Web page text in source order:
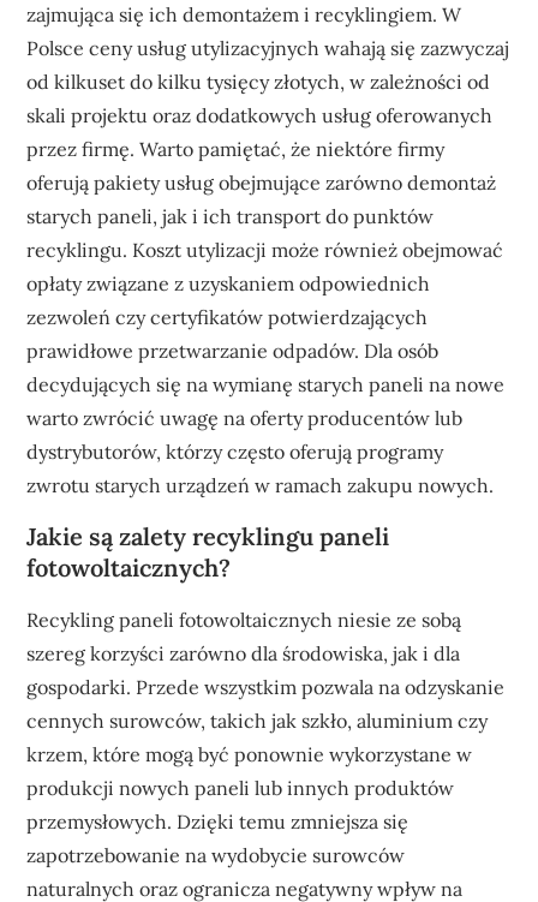
zajmująca się ich demontażem i recyklingiem. W
Polsce ceny usług utylizacyjnych wahają się zazwyczaj
od kilkuset do kilku tysięcy złotych, w zależności od
skali projektu oraz dodatkowych usług oferowanych
przez firmę. Warto pamiętać, że niektóre firmy
oferują pakiety usług obejmujące zarówno demontaż
starych paneli, jak i ich transport do punktów
recyklingu. Koszt utylizacji może również obejmować
opłaty związane z uzyskaniem odpowiednich
zezwoleń czy certyfikatów potwierdzających
prawidłowe przetwarzanie odpadów. Dla osób
decydujących się na wymianę starych paneli na nowe
warto zwrócić uwagę na oferty producentów lub
dystrybutorów, którzy często oferują programy
zwrotu starych urządzeń w ramach zakupu nowych.
Jakie są zalety recyklingu paneli
fotowoltaicznych?
Recykling paneli fotowoltaicznych niesie ze sobą
szereg korzyści zarówno dla środowiska, jak i dla
gospodarki. Przede wszystkim pozwala na odzyskanie
cennych surowców, takich jak szkło, aluminium czy
krzem, które mogą być ponownie wykorzystane w
produkcji nowych paneli lub innych produktów
przemysłowych. Dzięki temu zmniejsza się
zapotrzebowanie na wydobycie surowców
naturalnych oraz ogranicza negatywny wpływ na